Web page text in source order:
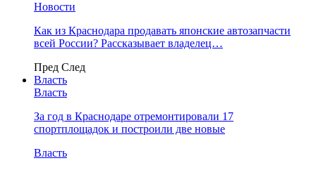
Новости
Как из Краснодара продавать японские автозапчасти
всей России? Рассказывает владелец…
Пред След
Власть
Власть
За год в Краснодаре отремонтировали 17
спортплощадок и построили две новые
Власть